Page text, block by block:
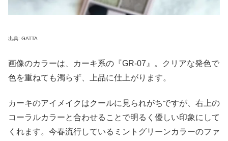
出典: GATTA
画像のカラーは、カーキ系の『GR-07』。クリアな発色で
色を重ねても濁らず、上品に仕上がります。
カーキのアイメイクはクールに見られがちですが、右上の
コーラルカラーと合わせることで明るく優しい印象にして
くれます。今春流行しているミントグリーンカラーのファ